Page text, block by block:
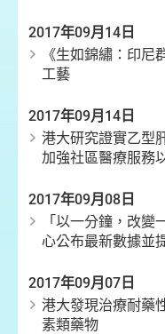
2017年09月14日
《生如錦繡：印尼
工藝
2017年09月14日
港大研究證實乙型
加強社區醫療服務
2017年09月08日
「以一分鐘，改
心公布最新數據並
2017年09月07日
港大發現治療耐藥
素類藥物